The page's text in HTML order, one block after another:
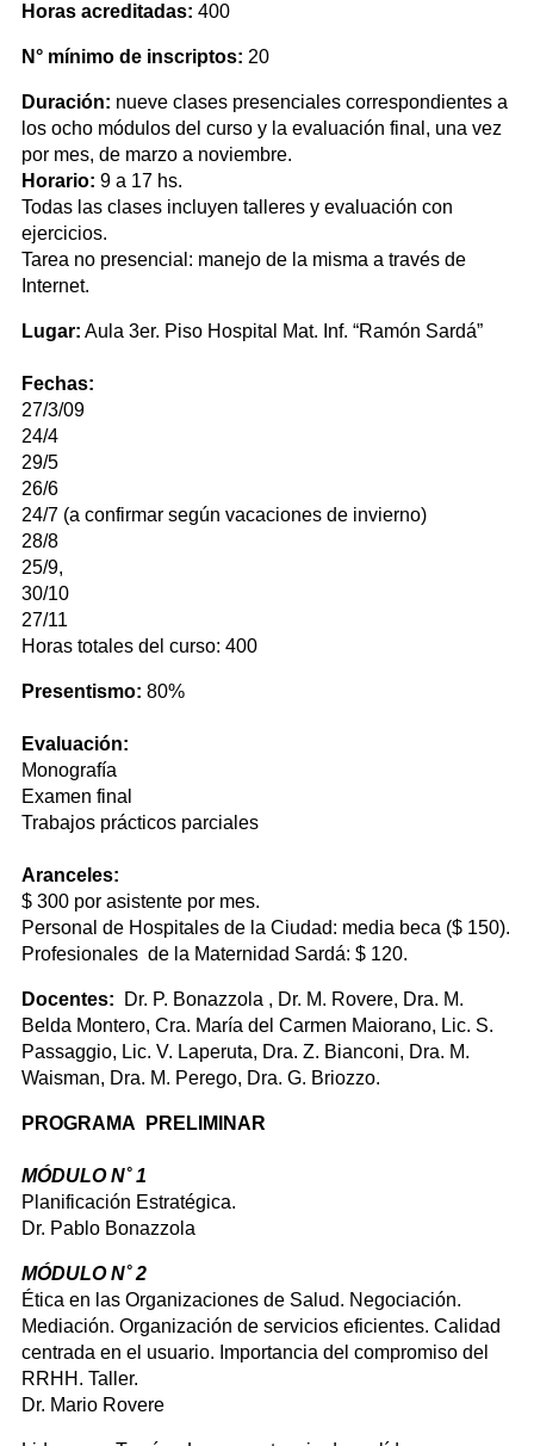
Horas acreditadas: 400
N° mínimo de inscriptos: 20
Duración: nueve clases presenciales correspondientes a
los ocho módulos del curso y la evaluación final, una vez
por mes, de marzo a noviembre.
Horario: 9 a 17 hs.
Todas las clases incluyen talleres y evaluación con
ejercicios.
Tarea no presencial: manejo de la misma a través de
Internet.
Lugar: Aula 3er. Piso Hospital Mat. Inf. “Ramón Sardá”
Fechas:
27/3/09
24/4
29/5
26/6
24/7 (a confirmar según vacaciones de invierno)
28/8
25/9,
30/10
27/11
Horas totales del curso: 400
Presentismo: 80%
Evaluación:
Monografía
Examen final
Trabajos prácticos parciales
Aranceles:
$ 300 por asistente por mes.
Personal de Hospitales de la Ciudad: media beca ($ 150).
Profesionales de la Maternidad Sardá: $ 120.
Docentes: Dr. P. Bonazzola , Dr. M. Rovere, Dra. M.
Belda Montero, Cra. María del Carmen Maiorano, Lic. S.
Passaggio, Lic. V. Laperuta, Dra. Z. Bianconi, Dra. M.
Waisman, Dra. M. Perego, Dra. G. Briozzo.
PROGRAMA PRELIMINAR
MÓDULO N˚ 1
Planificación Estratégica.
Dr. Pablo Bonazzola
MÓDULO N˚ 2
Ética en las Organizaciones de Salud. Negociación.
Mediación. Organización de servicios eficientes. Calidad
centrada en el usuario. Importancia del compromiso del
RRHH. Taller.
Dr. Mario Rovere